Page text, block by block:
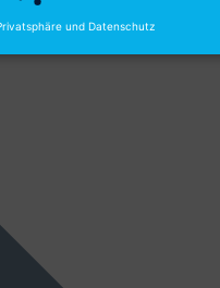
und Datenschutz